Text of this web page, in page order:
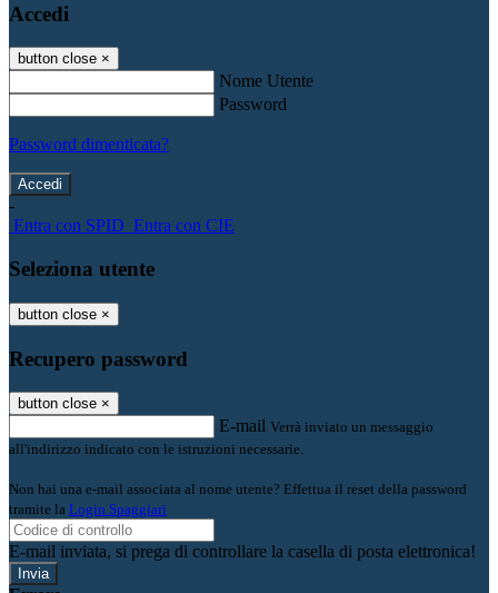
Accedi
button close ×
Nome Utente
Password
Password dimenticata?
-
Entra con SPID Entra con CIE
Seleziona utente
button close ×
Recupero password
button close ×
E-mail Verrà inviato un messaggio
all'indirizzo indicato con le istruzioni necessarie.
Non hai una e-mail associata al nome utente? Effettua il reset della password
tramite la Login Spaggiari
E-mail inviata, si prega di controllare la casella di posta elettronica!